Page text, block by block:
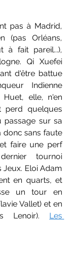
pas à Madrid,
(pas Orléans,
à fait pareil...),
Qi Xuefei
d'être battue
Indienne
Huet, elle, n'en
perd quelques
passage sur sa
donc sans faute
faire une perf
tournoi
Eloi Adam
en quarts, et
un tour en
Vallet) et en
Lenoir). Les